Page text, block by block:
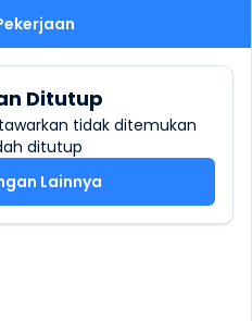
Ditutup
tidak ditemukan
ditutup
Lainnya